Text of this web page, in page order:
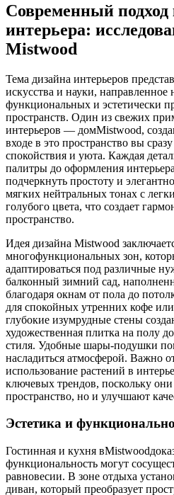
Современный подход
интерьера:
Mistwood
Тема дизайна интерьеров
искусства и науки, направленное
функциональных и эстетически
пространств. Один из свежих
интерьеров — домMistwood,
входе в это пространство вы
спокойствия и уюта. Каждая
палитры до оформления
подчеркнуть простоту и
мягких нейтральных тонах с
голубого цвета, что создает
пространство.
Идея дизайна Mistwood
многофункциональных зон,
адаптироваться под различные
балконный зимний сад,
благодаря окнам от пола до
для спокойных утренних кофе
глубокие изумрудные стены
художественная плитка на полу
стиля. Удобные шары-подушки
насладиться атмосферой. Важно
использование растений в
ключевых трендов, поскольку
пространство, но и улучшают
Эстетика и
Гостинная и кухня
функциональность могут
равновесии. В зоне отдыха
диван, который преобразует